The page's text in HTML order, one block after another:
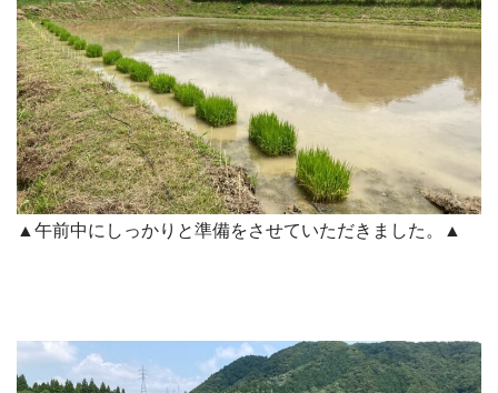
▲午前中にしっかりと準備をさせていただきました。▲